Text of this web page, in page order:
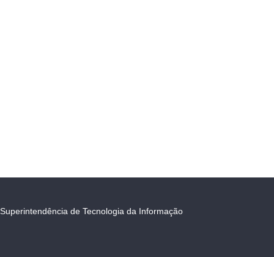
Superintendência de Tecnologia da Informação